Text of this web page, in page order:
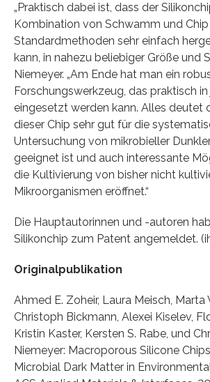
„Praktisch dabei ist, dass der
Kombination von Schwamm und
Standardmethoden sehr einfach
kann, in nahezu beliebiger Größe und
Niemeyer. „Am Ende hat man ein
Forschungswerkzeug, das praktisch
eingesetzt werden kann. Alles deutet
dieser Chip sehr gut für die
Untersuchung von mikrobieller
geeignet ist und auch interessante
die Kultivierung von bisher nicht
Mikroorganismen eröffnet.“
Die Hauptautorinnen und -autoren
Silikonchip zum Patent angemeldet.
Originalpublikation
Ahmed E. Zoheir, Laura Meisch, Marta
Christoph Bickmann, Alexei Kiselev,
Kristin Kaster, Kersten S. Rabe, und
Niemeyer: Macroporous Silicone
Microbial Dark Matter in